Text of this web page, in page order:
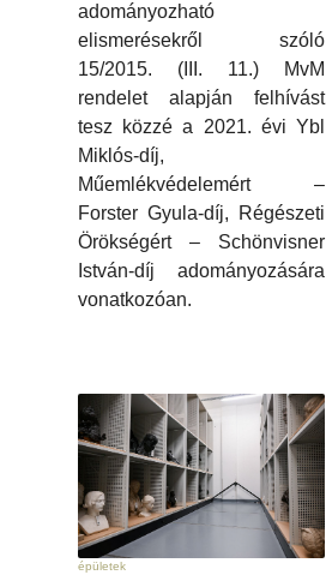
adományozható
elismerésekről szóló
15/2015. (III. 11.) MvM
rendelet alapján felhívást
tesz közzé a 2021. évi Ybl
Miklós-díj,
Műemlékvédelemért –
Forster Gyula-díj, Régészeti
Örökségért – Schönvisner
István-díj adományozására
vonatkozóan.
épületek